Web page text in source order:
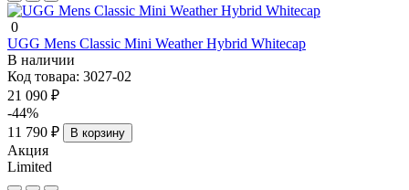
0
UGG Mens Classic Mini Weather Hybrid Whitecap
В наличии
Код товара: 3027-02
21 090 ₽
-44%
11 790 ₽
В корзину
Акция
Limited